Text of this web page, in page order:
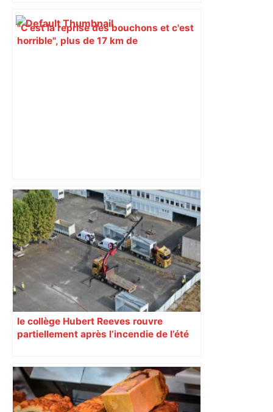
"C'est la reprise des bouchons et c'est
horrible", plus de 17 km de
« Rien d'inquiétant » pour Guillaume
Restes, le gardien de Toulouse, après
sa sortie à Metz – L'Équipe
le collège Hubert Reeves rouvre
partiellement après l’incendie de l’été